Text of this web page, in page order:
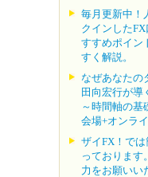
毎月更新中！
クインした
すすめポイン
すく解説。
なぜあなたの
田向宏行が導
～時間軸の基
会場+オンラ
ザイFX！で
っております
力をお願いい